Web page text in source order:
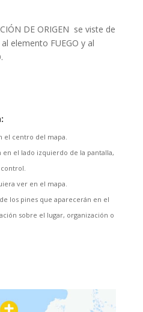
DE ORIGEN se viste de
elemento FUEGO y al
el centro del mapa.
en el lado izquierdo de la pantalla,
ver en el mapa.
los pines que aparecerán en el
sobre el lugar, organización o